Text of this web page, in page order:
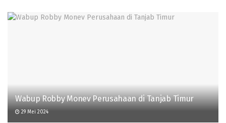
Wabup Robby Monev Perusahaan di Tanjab Timur
29 Mei 2024